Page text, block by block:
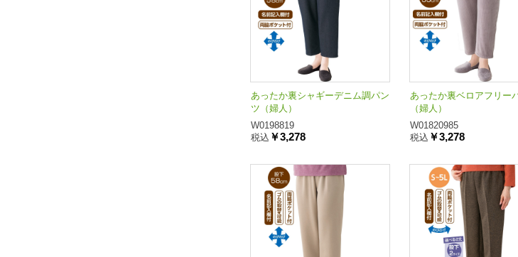
あったか裏シャギーデニム調パン
ツ（婦人）
W0198819
税込 ￥3,278
あったか裏ベロアフリー
（婦人）
W01820985
税込 ￥3,278